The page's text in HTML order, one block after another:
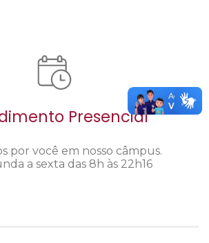
Presencial
por você em nosso câmpus.
a sexta das 8h às 22h16